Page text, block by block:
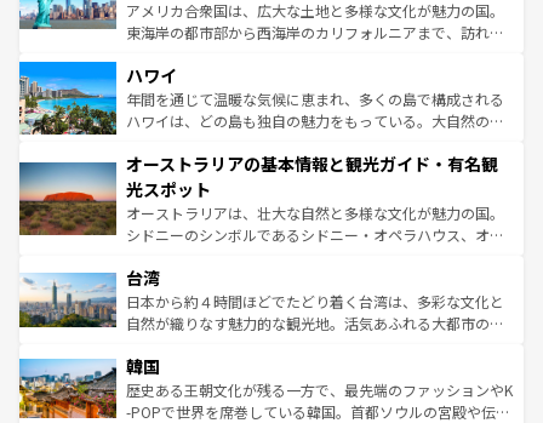
ことができる。国民の所得が高いため物価も高いが、旅行
者向けの交通パス提供のサービスもあり、うまく活用すれ
着のスイス情報は
アメリカ合衆国は、広大な土地と多様な文化が魅力の国。
東海岸の都市部から西海岸のカリフォルニアまで、訪れる
のような巨大都市は、観光、ショッピング、エンターテイ
ンメントが詰まった刺激的なスポットだ。一方、アメリカ
西部には大自然が広がり、グランドキャニオンやイエロー
部のニューオーリンズでは、音楽と美食が融合した独特の
文化が魅力。旅行者はアメリカの各地域で異なる魅力を楽
しみながら、その多様性と豊かな歴史を感じることができ
るだろう。車でのロードトリップや列車の旅も、アメリカ
情報は
ハワイ
年間を通じて温暖な気候に恵まれ、多くの島で構成される
ハワイは、どの島も独自の魅力をもっている。大自然の神
ワイ島は見逃せない。また、定番の観光地といえばオアフ
島だが、静かな自然を求めるならマウイ島やカウアイ島が
おすすめ。エメラルドグリーンに輝く海をはじめ、豊かな
文化や歴史が息づいている。「アロハスピリット」と呼ば
人々、おいしいローカルフードやハワイアンミュージッ
ク、伝統的なフラダンスなど、すべてがハワイの魅力を彩
っている。訪れるたびに新しい発見と感動が待っているハ
はコンテンツ一覧
オーストラリアの基本情報と観光ガイド・有名観
光スポット
オーストラリアは、壮大な自然と多様な文化が魅力の国。
シドニーのシンボルであるシドニー・オペラハウス、オー
リアリーフや大陸中央部にそびえるウルル（エアーズロッ
ク）、タスマニアの美しい原生林やケアンズの熱帯雨林な
ど、見どころがたくさん。また、カフェやワイン、オージ
いる。アクティビティも充実しており、サーフィンやダイ
ビング、ハイキングなど、アウトドア好きにはたまらな
い。オーストラリアの多彩な魅力を存分に味わいつくそ
台湾
日本から約４時間ほどでたどり着く台湾は、多彩な文化と
自然が織りなす魅力的な観光地。活気あふれる大都市の台
ン）、静ひつな山岳地帯である台湾東部など、都市の喧騒
と山間の静けさが共存しており、訪れる人に新しい発見と
驚きをもたらしてくれる。また、奥深い台湾の食文化も魅
韓国
歴史ある王朝文化が残る一方で、最先端のファッションやK
-POPで世界を席巻している韓国。首都ソウルの宮殿や伝統